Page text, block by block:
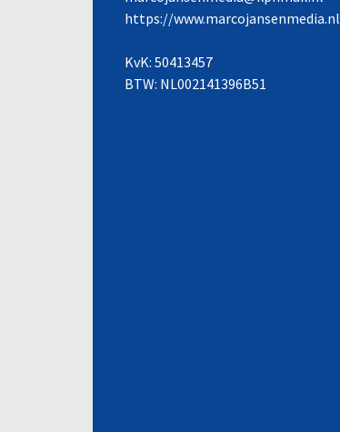
https://www.marcojansenmedia.nl
KvK: 50413457
BTW: NL002141396B51